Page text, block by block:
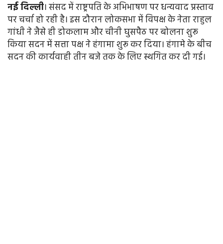
नईदिल्ली। संसद में राष्ट्रपति के अभिभाषण पर धन्यवाद प्रस्ताव
पर चर्चा हो रही है। इस दौरान लोकसभा में विपक्ष के नेता राहुल
गांधी ने जैसे ही डोकलाम और चीनी घुसपैठ पर बोलना शुरू
किया सदन में सत्ता पक्ष ने हंगामा शुरू कर दिया। हंगामे के बीच
सदन की कार्यवाही तीन बजे तक के लिए स्थगित कर दी गई।